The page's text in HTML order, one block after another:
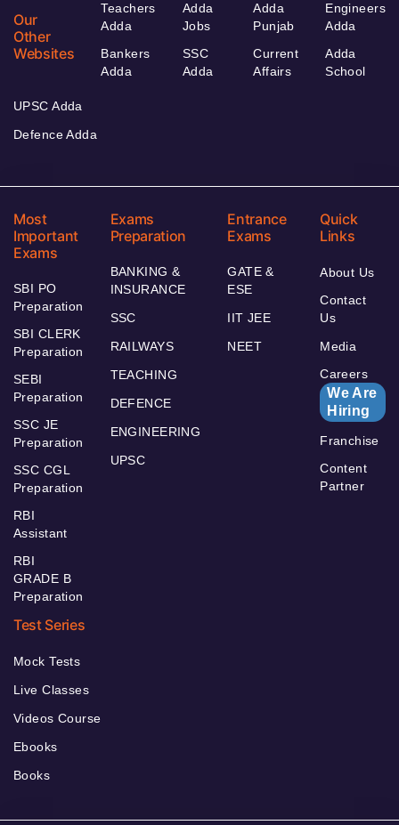
Our
Other
Websites
Teachers
Adda
Bankers
Adda
Adda
Jobs
SSC
Adda
Adda
Punjab
Current
Affairs
Engineers
Adda
Adda
School
UPSC Adda
Defence Adda
Most
Important
Exams
SBI PO
Preparation
SBI CLERK
Preparation
SEBI
Preparation
SSC JE
Preparation
SSC CGL
Preparation
RBI
Assistant
RBI
GRADE B
Preparation
Exams
Preparation
BANKING &
INSURANCE
SSC
RAILWAYS
TEACHING
DEFENCE
ENGINEERING
UPSC
Entrance
Exams
GATE &
ESE
IIT JEE
NEET
Quick
Links
About Us
Contact
Us
Media
Careers
We Are
Hiring
Franchise
Content
Partner
Test Series
Mock Tests
Live Classes
Videos Course
Ebooks
Books